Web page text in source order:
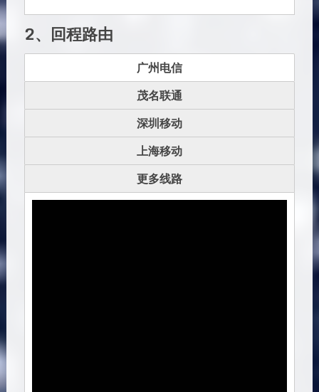
2、回程路由
广州电信
茂名联通
深圳移动
上海移动
更多线路